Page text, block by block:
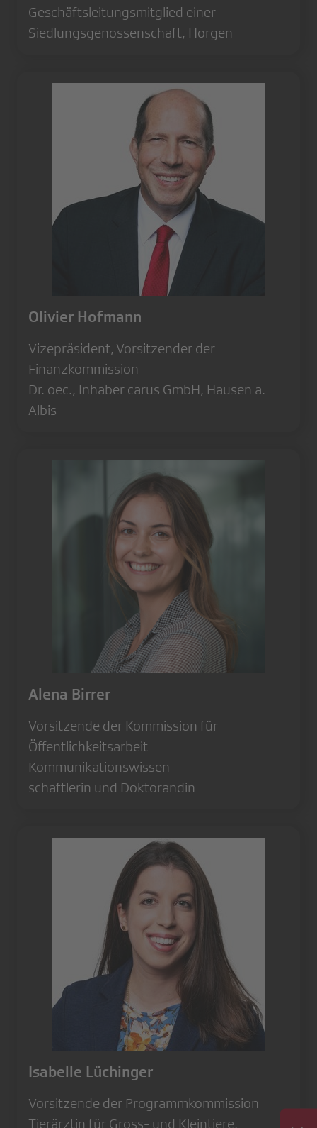
Geschäftsleitungsmitglied einer
Siedlungsgenossenschaft, Horgen
Olivier Hofmann
Vizepräsident, Vorsitzender der
Finanzkommission
Dr. oec., Inhaber carus GmbH, Hausen a.
Albis
Alena Birrer
Vorsitzende der Kommission für
Öffentlichkeitsarbeit
Kommunikationswissen-
schaftlerin und Doktorandin
Isabelle Lüchinger
Vorsitzende der Programmkommission
Tierärztin für Gross- und Kleintiere,